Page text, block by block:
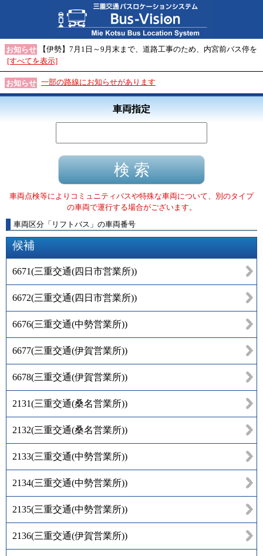
お知らせ
【伊勢】7月1日～9月末まで、道路工事のため、内宮前バス停を
[すべてを表示]
お知らせ 一部の路線にお知らせがあります
車両指定
車両点検等によりコミュニティバスや特殊な車両について、別のタイプ
の車両で運行する場合がございます。
車両区分 「 リフトバス 」 の車両番号
候補
6671(三重交通(四日市営業所))
6672(三重交通(四日市営業所))
6676(三重交通(中勢営業所))
6677(三重交通(伊賀営業所))
6678(三重交通(伊賀営業所))
2131(三重交通(桑名営業所))
2132(三重交通(桑名営業所))
2133(三重交通(中勢営業所))
2134(三重交通(中勢営業所))
2135(三重交通(中勢営業所))
2136(三重交通(伊賀営業所))